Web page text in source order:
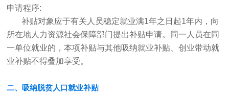
申请程序:
补贴对象应于有关人员稳定就业满1年之日起1年内，向
所在地人力资源社会保障部门提出补贴申请。同一人员在同
一单位就业的，本项补贴与其他吸纳就业补贴、创业带动就
业补贴不得叠加享受。
二、吸纳脱贫人口就业补贴